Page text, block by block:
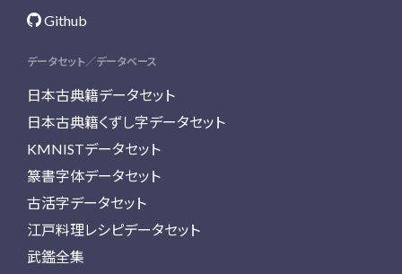
Github
データセット／データベース
日本古典籍データセット
日本古典籍くずし字データセット
KMNISTデータセット
篆書字体データセット
古活字データセット
江戸料理レシピデータセット
武鑑全集